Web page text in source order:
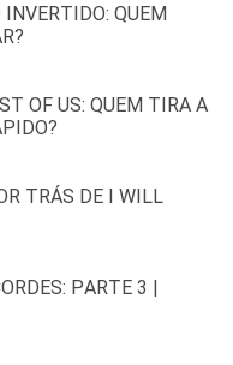
QUEM
OF US: QUEM TIRA A
TRÁS DE I WILL
PARTE 3 |